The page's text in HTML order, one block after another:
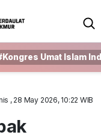
Umat Islam
, 28 May 2026, 10:22 WIB